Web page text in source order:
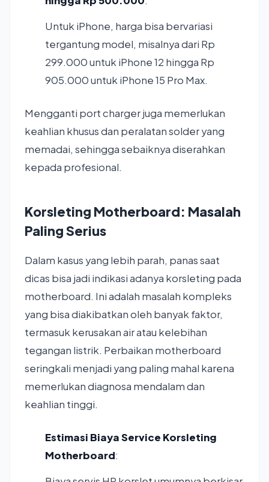
Untuk iPhone, harga bisa bervariasi
tergantung model, misalnya dari Rp
299.000 untuk iPhone 12 hingga Rp
905.000 untuk iPhone 15 Pro Max.
Mengganti port charger juga memerlukan
keahlian khusus dan peralatan solder yang
memadai, sehingga sebaiknya diserahkan
kepada profesional.
Korsleting Motherboard: Masalah
Paling Serius
Dalam kasus yang lebih parah, panas saat
dicas bisa jadi indikasi adanya korsleting pada
motherboard. Ini adalah masalah kompleks
yang bisa diakibatkan oleh banyak faktor,
termasuk kerusakan air atau kelebihan
tegangan listrik. Perbaikan motherboard
seringkali menjadi yang paling mahal karena
memerlukan diagnosa mendalam dan
keahlian tinggi.
Estimasi Biaya Service Korsleting
Motherboard: